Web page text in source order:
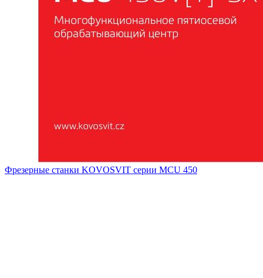
Фрезерные станки KOVOSVIT серии MCU 450